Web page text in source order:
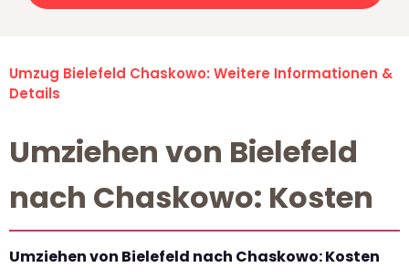
Umzug Bielefeld Chaskowo: Weitere Informationen &
Details
Umziehen von Bielefeld
nach Chaskowo: Kosten
Umziehen von Bielefeld nach Chaskowo: Kosten